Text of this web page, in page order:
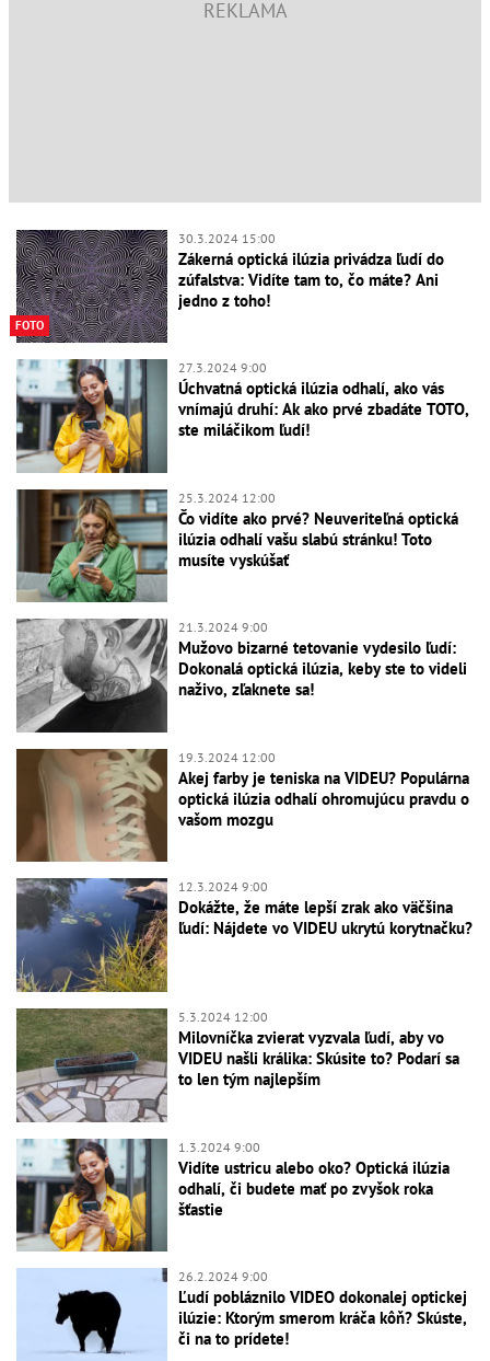
FOTO
30.3.2024 15:00
Zákerná optická ilúzia privádza ľudí do
zúfalstva: Vidíte tam to, čo máte? Ani
jedno z toho!
27.3.2024 9:00
Úchvatná optická ilúzia odhalí, ako vás
vnímajú druhí: Ak ako prvé zbadáte TOTO,
ste miláčikom ľudí!
25.3.2024 12:00
Čo vidíte ako prvé? Neuveriteľná optická
ilúzia odhalí vašu slabú stránku! Toto
musíte vyskúšať
21.3.2024 9:00
Mužovo bizarné tetovanie vydesilo ľudí:
Dokonalá optická ilúzia, keby ste to videli
naživo, zľaknete sa!
19.3.2024 12:00
Akej farby je teniska na VIDEU? Populárna
optická ilúzia odhalí ohromujúcu pravdu o
vašom mozgu
12.3.2024 9:00
Dokážte, že máte lepší zrak ako väčšina
ľudí: Nájdete vo VIDEU ukrytú korytnačku?
5.3.2024 12:00
Milovníčka zvierat vyzvala ľudí, aby vo
VIDEU našli králika: Skúsite to? Podarí sa
to len tým najlepším
1.3.2024 9:00
Vidíte ustricu alebo oko? Optická ilúzia
odhalí, či budete mať po zvyšok roka
šťastie
26.2.2024 9:00
Ľudí pobláznilo VIDEO dokonalej optickej
ilúzie: Ktorým smerom kráča kôň? Skúste,
či na to prídete!